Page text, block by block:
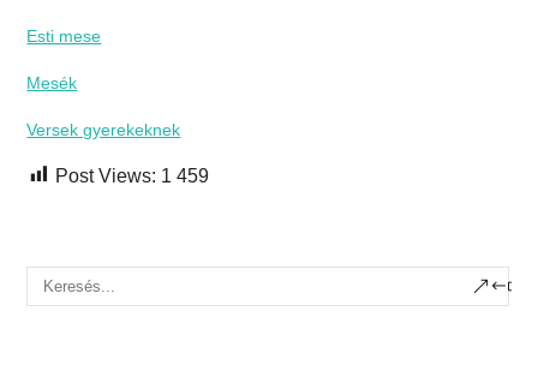
Esti mese
Mesék
Versek gyerekeknek
Post Views: 1 459